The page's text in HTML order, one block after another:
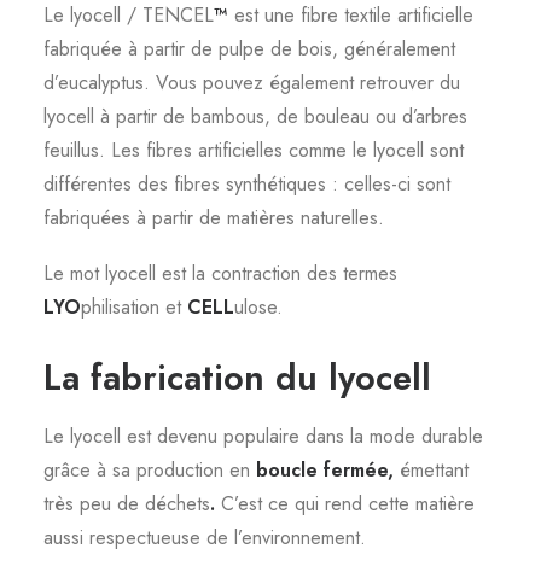
Le lyocell / TENCEL™ est une fibre textile artificielle
fabriquée à partir de pulpe de bois, généralement
d’eucalyptus. Vous pouvez également retrouver du
lyocell à partir de bambous, de bouleau ou d’arbres
feuillus. Les fibres artificielles comme le lyocell sont
différentes des fibres synthétiques : celles-ci sont
fabriquées à partir de matières naturelles.
Le mot lyocell est la contraction des termes
LYOphilisation et CELLulose.
La fabrication du lyocell
Le lyocell est devenu populaire dans la mode durable
grâce à sa production en boucle fermée, émettant
très peu de déchets. C’est ce qui rend cette matière
aussi respectueuse de l’environnement.